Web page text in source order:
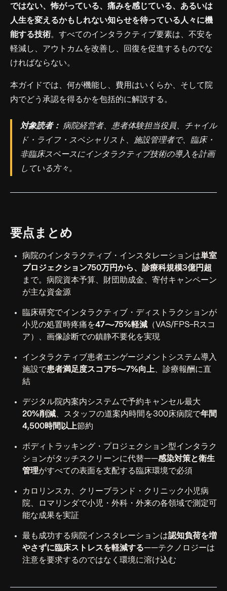
ではない、怖がっている、痛みを感じている、あるいは
人生を変えるかもしれない知らせを待っている人々に機
能する技術。すべてのインタラクティブ要素は、不安を
軽減し、アウトカムを改善し、回復を促進するものでな
ければならない。
本ガイドでは、何が機能し、費用はいくらか、そして院
内でどう承認を得るかを包括的に解説する。
対象読者： 病院経営者、患者体験担当役員、チャイル
ド・ライフ・スペシャリスト、施設管理者で、臨床・
非臨床スペースにインタラクティブ技術の導入を計画
している方々。
要点まとめ
病院のインタラクティブ・インスタレーションは単室
プロジェクション750万円から、診療科規模3億円超
まで。病院資本予算、財団助成金、寄付キャンペーン
が主な資金源
臨床研究でインタラクティブ・ディストラクションが
小児の処置時疼痛を47〜75%軽減 （VAS/FPS-Rスコ
ア）、画像診断での鎮静不要化を実現
インタラクティブ患者エンゲージメントシステム導入
施設で患者満足度スコア5〜7%向上、診療報酬に直
結
デジタル院内案内システムで予約キャンセル最大
20%削減、スタッフの道案内時間を300床病院で年間
4,500時間以上節約
ボディトラッキング・プロジェクション型インタラク
ションがタッチスクリーンに代替——感染対策と衛生
管理がすべての表面を支配する臨床環境で必須
カロリンスカ、クリーブランド・クリニック小児病
院、ロマリンダで小児・外科・外来の各領域で測定可
能な成果を実証
最も成功する病院インスタレーションは認知負荷を増
やさずに臨床ストレスを軽減する——テクノロジーは
注意を要求するのではなく環境に溶け込む